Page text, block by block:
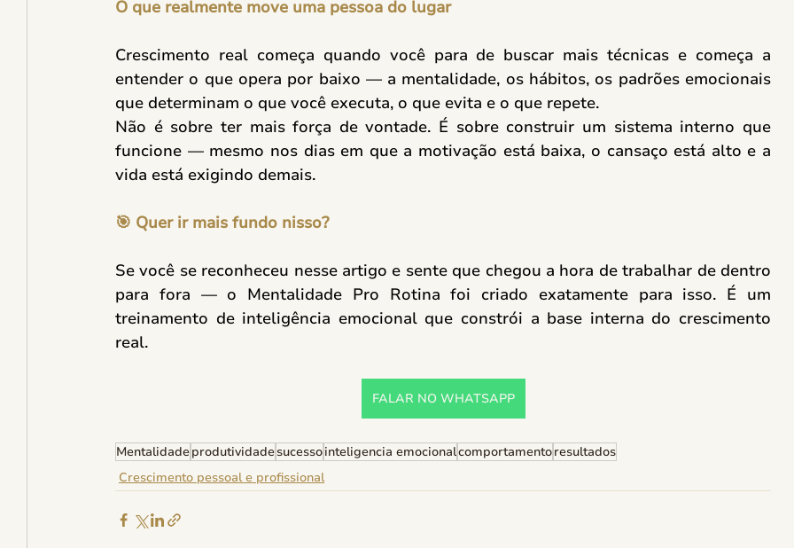
O que realmente move uma pessoa do lugar
Crescimento real começa quando você para de buscar mais técnicas e começa a
entender o que opera por baixo — a mentalidade, os hábitos, os padrões emocionais
que determinam o que você executa, o que evita e o que repete.
Não é sobre ter mais força de vontade. É sobre construir um sistema interno que
funcione — mesmo nos dias em que a motivação está baixa, o cansaço está alto e a
vida está exigindo demais.
🎯 Quer ir mais fundo nisso?
Se você se reconheceu nesse artigo e sente que chegou a hora de trabalhar de dentro
para fora — o Mentalidade Pro Rotina foi criado exatamente para isso. É um
treinamento de inteligência emocional que constrói a base interna do crescimento
real.
FALAR NO WHATSAPP
Mentalidadeprodutividadesucessointeligencia emocionalcomportamentoresultados
Crescimento pessoal e profissional